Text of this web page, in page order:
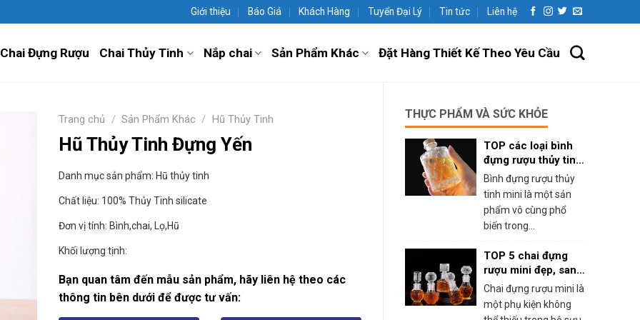
Giới thiệu Báo Giá Khách Hàng Tuyển Đại Lý Tin tức Liên hệ
Chai Đựng Rượu Chai Thủy Tinh Nắp chai Sản Phẩm Khác Đặt Hàng Thiết Kế Theo Yêu Cầu
THỰC PHẨM VÀ SỨC KHỎE
TOP các loại bình
đựng rượu thủy tinh
mini phổ biến
Bình đựng rượu thủy
tinh mini là một sản
phẩm vô cùng phổ
biến trong...
TOP 5 chai đựng
rượu mini đẹp, sang
trọng
Chai đựng rượu mini là
một phụ kiện không
Trang chủ / Sản Phẩm Khác / Hũ Thủy Tinh
Hũ Thủy Tinh Đựng Yến
Danh mục sản phẩm: Hũ thủy tinh
Chất liệu: 100% Thủy Tinh silicate
Đơn vị tính: Bình,chai, Lọ,Hũ
Khối lượng tịnh:
Bạn quan tâm đến mẫu sản phẩm, hãy liên hệ theo các
thông tin bên dưới để được tư vấn: